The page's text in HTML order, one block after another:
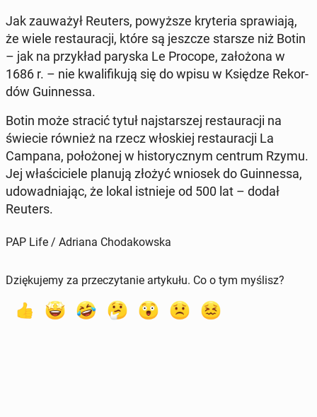
Jak za­uwa­żył Reuters, po­wyż­sze kry­te­ria spra­wia­ją,
że wiele re­stau­ra­cji, które są jeszcze starsze niż Botin
– jak na przy­kład paryska Le Procope, za­ło­żo­na w
1686 r. – nie kwa­li­fi­ku­ją się do wpisu w Księdze Re­kor­
dów Gu­in­nes­sa.
Botin może stracić tytuł naj­star­szej re­stau­ra­cji na
świecie również na rzecz wło­skiej re­stau­ra­cji La
Campana, po­ło­żo­nej w hi­sto­rycz­nym centrum Rzymu.
Jej wła­ści­cie­le planują złożyć wniosek do Gu­in­nes­sa,
udo­wad­nia­jąc, że lokal ist­nie­je od 500 lat – dodał
Reuters.
PAP Life / Adriana Chodakowska
Dziękujemy za przeczytanie artykułu. Co o tym myślisz?